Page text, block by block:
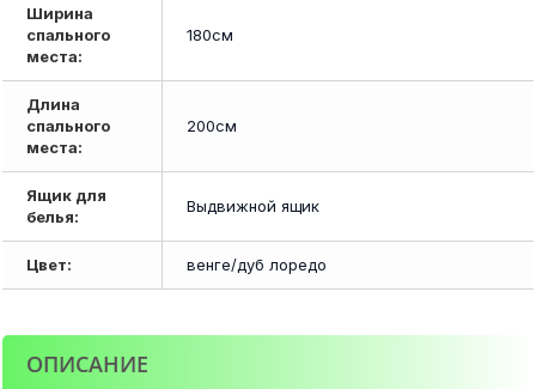
Ширина
спального
места:
180см
Длина
спального
места:
200см
Ящик для
белья:
Выдвижной ящик
Цвет: венге/дуб лоредо
ОПИСАНИЕ